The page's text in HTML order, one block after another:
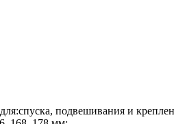
подвешивания и